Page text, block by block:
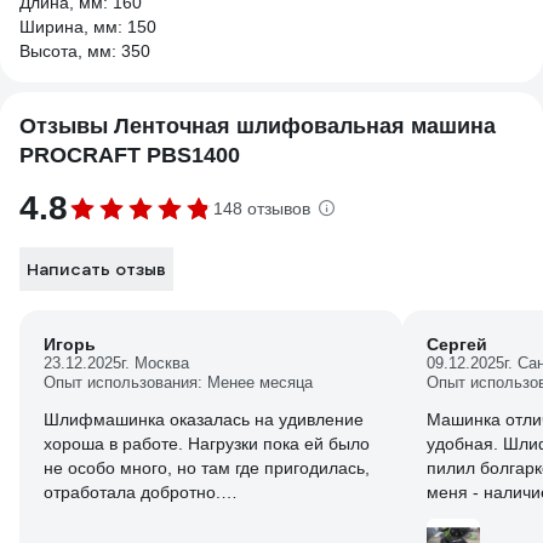
Ширина, мм: 150
Высота, мм: 350
Отзывы Ленточная шлифовальная машина
PROCRAFT PBS1400
4.8 148 отзывов
Написать отзыв
Игорь
23.12.2025г. Москва
Опыт использования: Менее месяца
Шлифмашинка оказалась на удивление
хороша в работе. Нагрузки пока ей было
не особо много, но там где пригодилась,
отработала добротно.
Сергей
09.12.2025г.
Опыт
Машинка
удобная. Шлифует ровнее, чем если бы
пилил болгаркой. Важный
меня -